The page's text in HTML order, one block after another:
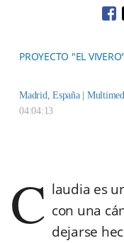
PROYECTO "EL VIVERO"
04:04:13
C laudia es
con una
dejarse